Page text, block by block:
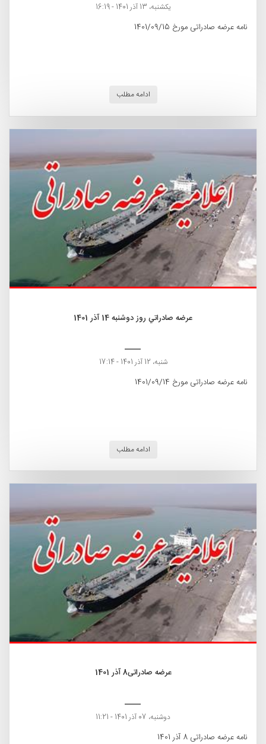
یکشنبه، 13 آذر 1401 - 16:19
نامه عرضه صادراتی مورخ 1401/09/15
ادامه مطلب
عرضه صادراتي روز دوشنبه 14 آذر 1401
شنبه، 12 آذر 1401 - 17:14
نامه عرضه صادراتی مورخ 1401/09/14
ادامه مطلب
عرضه صادراتی8 آذر 1401
دوشنبه، 07 آذر 1401 - 11:21
نامه عرضه صادراتی 8 آذر 1401